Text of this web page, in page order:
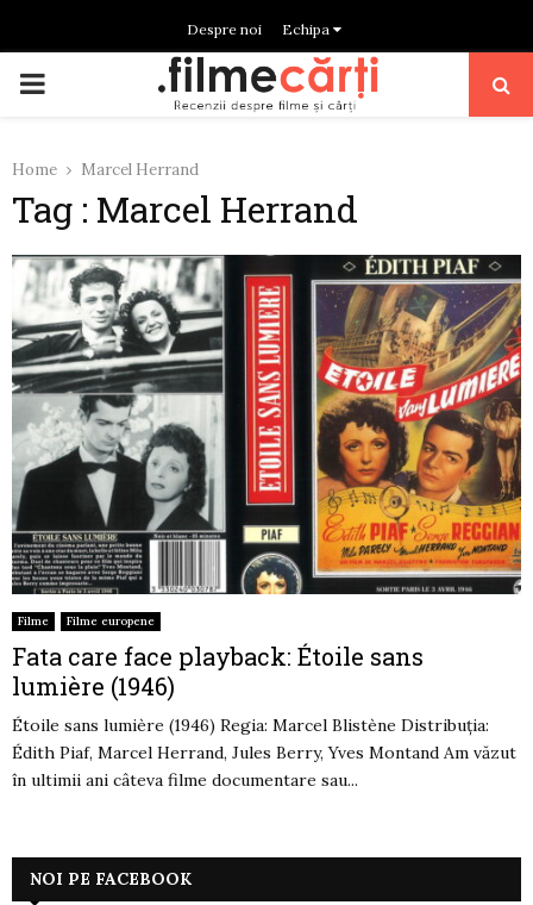
Despre noi Echipa
PRIMARY
Home Marcel Herrand
Tag : Marcel Herrand
Filme Filme europene
Fata care face playback: Étoile sans
lumière (1946)
Étoile sans lumière (1946) Regia: Marcel Blistène Distribuția:
Édith Piaf, Marcel Herrand, Jules Berry, Yves Montand Am văzut
în ultimii ani câteva filme documentare sau...
NOI PE FACEBOOK